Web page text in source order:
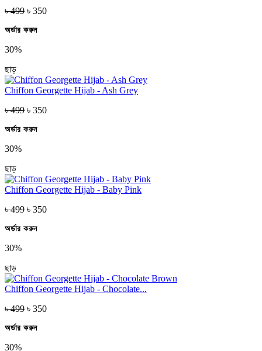
৳ 499 ৳ 350
অর্ডার করুন
30%
ছাড়
Chiffon Georgette Hijab - Ash Grey
৳ 499 ৳ 350
অর্ডার করুন
30%
ছাড়
Chiffon Georgette Hijab - Baby Pink
৳ 499 ৳ 350
অর্ডার করুন
30%
ছাড়
Chiffon Georgette Hijab - Chocolate...
৳ 499 ৳ 350
অর্ডার করুন
30%